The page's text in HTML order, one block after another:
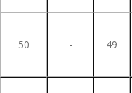
50 - 49